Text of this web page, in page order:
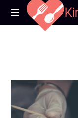
Kimkommers